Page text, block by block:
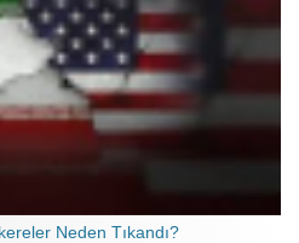
Neden Tıkandı?